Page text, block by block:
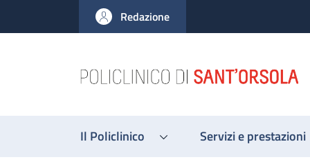
al contenuto principale
to footer content
Redazione
Il Policlinico Servizi e prestazioni